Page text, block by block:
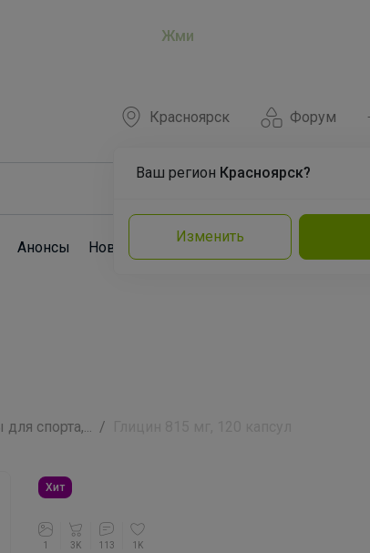
Жми
Форум
Красноярск
Ваш регион Красноярск?
Изменить
Анонсы Новости Команда
спорта,...
Хит
1 3K 113 1K